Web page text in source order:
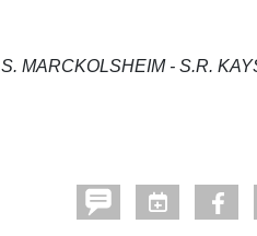
A.S. MARCKOLSHEIM - S.R.